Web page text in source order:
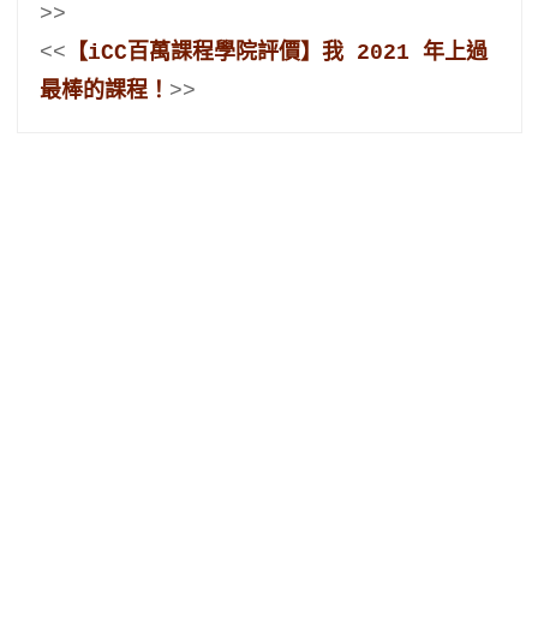
>>
<< 【iCC百萬課程學院評價】我 2021 年上過
最棒的課程！ >>